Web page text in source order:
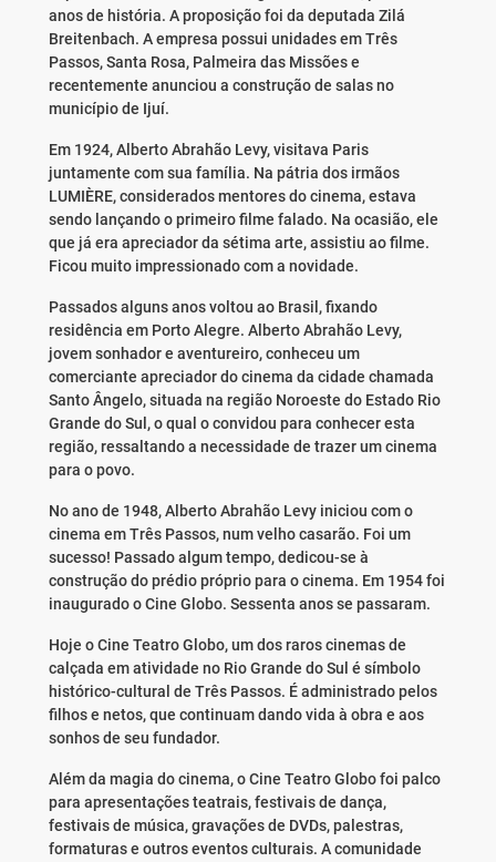
anos de história. A proposição foi da deputada Zilá
Breitenbach. A empresa possui unidades em Três
Passos, Santa Rosa, Palmeira das Missões e
recentemente anunciou a construção de salas no
município de Ijuí.
Em 1924, Alberto Abrahão Levy, visitava Paris
juntamente com sua família. Na pátria dos irmãos
LUMIÈRE, considerados mentores do cinema, estava
sendo lançando o primeiro filme falado. Na ocasião, ele
que já era apreciador da sétima arte, assistiu ao filme.
Ficou muito impressionado com a novidade.
Passados alguns anos voltou ao Brasil, fixando
residência em Porto Alegre. Alberto Abrahão Levy,
jovem sonhador e aventureiro, conheceu um
comerciante apreciador do cinema da cidade chamada
Santo Ângelo, situada na região Noroeste do Estado Rio
Grande do Sul, o qual o convidou para conhecer esta
região, ressaltando a necessidade de trazer um cinema
para o povo.
No ano de 1948, Alberto Abrahão Levy iniciou com o
cinema em Três Passos, num velho casarão. Foi um
sucesso! Passado algum tempo, dedicou-se à
construção do prédio próprio para o cinema. Em 1954 foi
inaugurado o Cine Globo. Sessenta anos se passaram.
Hoje o Cine Teatro Globo, um dos raros cinemas de
calçada em atividade no Rio Grande do Sul é símbolo
histórico-cultural de Três Passos. É administrado pelos
filhos e netos, que continuam dando vida à obra e aos
sonhos de seu fundador.
Além da magia do cinema, o Cine Teatro Globo foi palco
para apresentações teatrais, festivais de dança,
festivais de música, gravações de DVDs, palestras,
formaturas e outros eventos culturais. A comunidade